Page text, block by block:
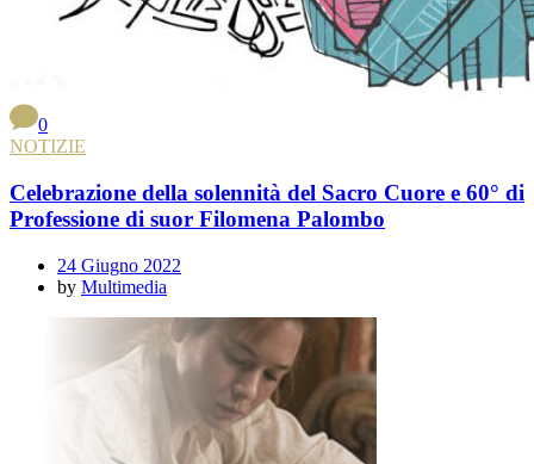
0
NOTIZIE
Celebrazione della solennità del Sacro Cuore e 60° di
Professione di suor Filomena Palombo
24 Giugno 2022
by Multimedia